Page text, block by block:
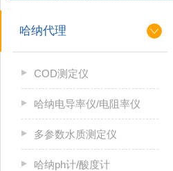
哈纳代理
COD测定仪
哈纳电导率仪/电阻率仪
多参数水质测定仪
哈纳ph计/酸度计